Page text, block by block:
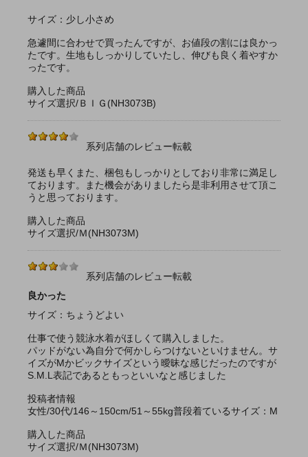
サイズ：少し小さめ
急遽間に合わせで買ったんですが、お値段の割には良かっ
たです。生地もしっかりしていたし、伸びも良く着やすか
ったです。
購入した商品
サイズ選択/ＢＩＧ(NH3073B)
系列店舗のレビュー転載
発送も早くまた、梱包もしっかりとしており非常に満足し
ております。また機会がありましたら是非利用させて頂こ
うと思っております。
購入した商品
サイズ選択/Ｍ(NH3073M)
系列店舗のレビュー転載
良かった
サイズ：ちょうどよい
仕事で使う競泳水着がほしくて購入しました。
パッドがない為自分で何かしらつけないといけません。サ
イズがMかビックサイズという曖昧な感じだったのですが
S.M.L表記であるともっといいなと感じました
投稿者情報
女性/30代/146～150cm/51～55kg普段着ているサイズ：M
購入した商品
サイズ選択/Ｍ(NH3073M)